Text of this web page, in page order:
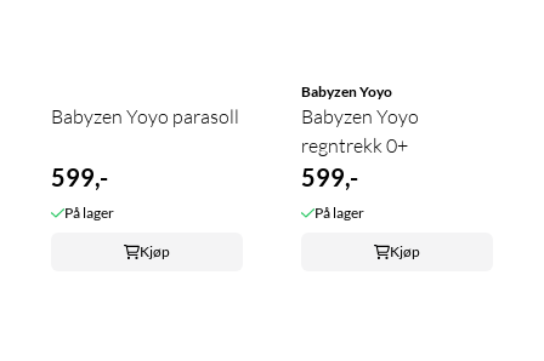
Babyzen Yoyo parasoll
599,-
På lager
Kjøp
Babyzen Yoyo
Babyzen Yoyo
regntrekk 0+
599,-
På lager
Kjøp